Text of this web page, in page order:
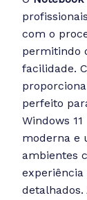
com o
permitindo
facilidade.
perfeito
Windows
moderna e
ambientes